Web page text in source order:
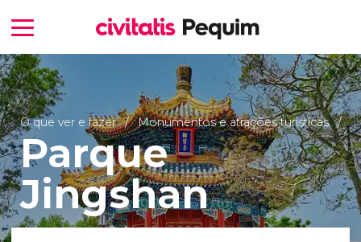
O que ver e fazer Monumentos e atrações turísticas
Parque
Jingshan